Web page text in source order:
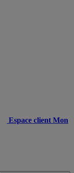
Espace client Mon